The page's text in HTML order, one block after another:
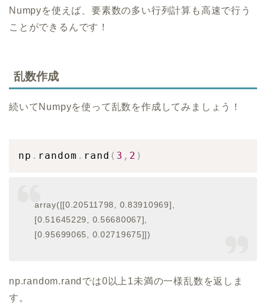
Numpyを使えば、要素数の多い行列計算も高速で行う
ことができるんです！
乱数作成
続いてNumpyを使って乱数を作成してみましょう！
np . random . rand ( 3 , 2 )
array([[0.20511798, 0.83910969],
[0.51645229, 0.56680067],
[0.95699065, 0.02719675]])
np.random.randでは0以上1未満の一様乱数を返しま
す。